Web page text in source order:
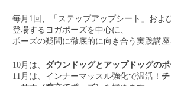
毎月1回、「ステップアップシート」およ
登場するヨガポーズを中心に、
ポーズの疑問に徹底的に向き合う実践講座
10月は、 ダウンドッグとアップドッグの
11月は、インナーマッスル強化で温活！